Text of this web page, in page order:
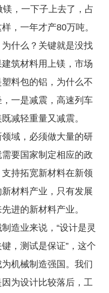
，一下子上去了，占
，一年才产80万吨。
什么？关键就是没找
筑材料用上镁，市场
料包的铝，为什么不
一是减震，高速列车
减轻重量又减震。
域，必须做大量的研
要国家制定相应的政
持拓宽新材料在新领
材料产业，只有发展
进的新材料产业。
业来说，“设计是灵
，测试是保证”，这个
机械制造强国。我们
为设计比较落后，工